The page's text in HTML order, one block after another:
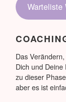
Warteliste
Das
Dich und
zu dieser
aber es ist